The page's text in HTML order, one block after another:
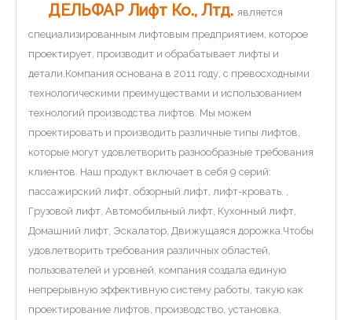
ДЕЛЬФАР Лифт Ко., Лтд. является
специализированным лифтовым предприятием, которое
проектирует, производит и обрабатывает лифты и
детали.Компания основана в 2011 году, с превосходными
технологическими преимуществами и использованием
технологий производства лифтов. Мы можем
проектировать и производить различные типы лифтов,
которые могут удовлетворить разнообразные требования
клиентов. Наш продукт включает в себя 9 серий:
пассажирский лифт, обзорный лифт, лифт-кровать. ,
Грузовой лифт, Автомобильный лифт, Кухонный лифт,
Домашний лифт, Эскалатор, Движущаяся дорожка.Чтобы
удовлетворить требования различных областей,
пользователей и уровней, компания создала единую
непрерывную эффективную систему работы, такую ​​как
проектирование лифтов, производство, установка,